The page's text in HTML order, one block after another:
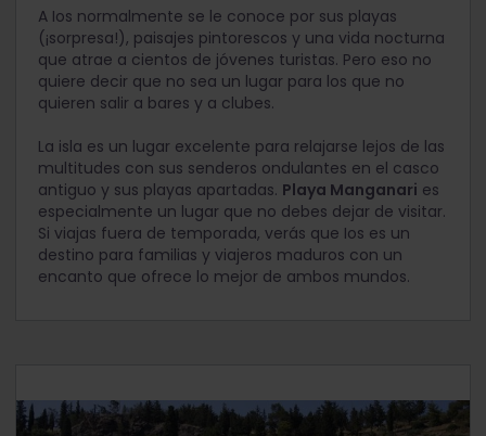
A Ios normalmente se le conoce por sus playas
(¡sorpresa!), paisajes pintorescos y una vida nocturna
que atrae a cientos de jóvenes turistas. Pero eso no
quiere decir que no sea un lugar para los que no
quieren salir a bares y a clubes.
La isla es un lugar excelente para relajarse lejos de las
multitudes con sus senderos ondulantes en el casco
antiguo y sus playas apartadas. Playa Manganari es
especialmente un lugar que no debes dejar de visitar.
Si viajas fuera de temporada, verás que Ios es un
destino para familias y viajeros maduros con un
encanto que ofrece lo mejor de ambos mundos.
Días 10 - 12: Paros